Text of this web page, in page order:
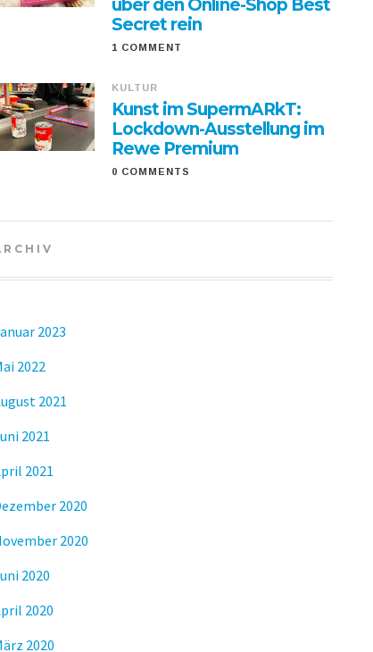
über den Online-Shop Best
Secret rein
1 COMMENT
KULTUR
Kunst im SupermARkT:
Lockdown-Ausstellung im
Rewe Premium
0 COMMENTS
2023
2022
2021
2021
2021
2020
2020
2020
2020
2020